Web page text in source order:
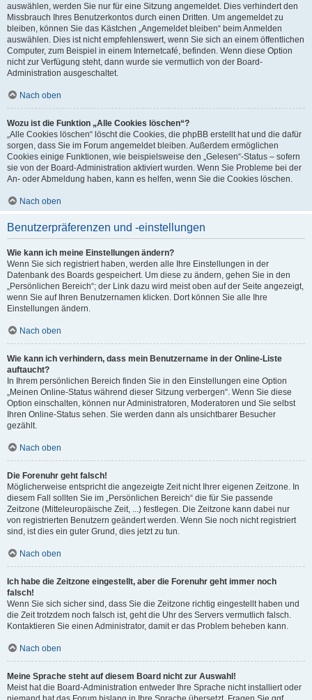
auswählen, werden Sie nur für eine Sitzung angemeldet. Dies verhindert den
Missbrauch Ihres Benutzerkontos durch einen Dritten. Um angemeldet zu
bleiben, können Sie das Kästchen „Angemeldet bleiben“ beim Anmelden
auswählen. Dies ist nicht empfehlenswert, wenn Sie sich an einem öffentlichen
Computer, zum Beispiel in einem Internetcafé, befinden. Wenn diese Option
nicht zur Verfügung steht, dann wurde sie vermutlich von der Board-
Administration ausgeschaltet.
Nach oben
Wozu ist die Funktion „Alle Cookies löschen“?
„Alle Cookies löschen“ löscht die Cookies, die phpBB erstellt hat und die dafür
sorgen, dass Sie im Forum angemeldet bleiben. Außerdem ermöglichen
Cookies einige Funktionen, wie beispielsweise den „Gelesen“-Status – sofern
sie von der Board-Administration aktiviert wurden. Wenn Sie Probleme bei der
An- oder Abmeldung haben, kann es helfen, wenn Sie die Cookies löschen.
Nach oben
Benutzerpräferenzen und -einstellungen
Wie kann ich meine Einstellungen ändern?
Wenn Sie sich registriert haben, werden alle Ihre Einstellungen in der
Datenbank des Boards gespeichert. Um diese zu ändern, gehen Sie in den
„Persönlichen Bereich“; der Link dazu wird meist oben auf der Seite angezeigt,
wenn Sie auf Ihren Benutzernamen klicken. Dort können Sie alle Ihre
Einstellungen ändern.
Nach oben
Wie kann ich verhindern, dass mein Benutzername in der Online-Liste
auftaucht?
In Ihrem persönlichen Bereich finden Sie in den Einstellungen eine Option
„Meinen Online-Status während dieser Sitzung verbergen“. Wenn Sie diese
Option einschalten, können nur Administratoren, Moderatoren und Sie selbst
Ihren Online-Status sehen. Sie werden dann als unsichtbarer Besucher
gezählt.
Nach oben
Die Forenuhr geht falsch!
Möglicherweise entspricht die angezeigte Zeit nicht Ihrer eigenen Zeitzone. In
diesem Fall sollten Sie im „Persönlichen Bereich“ die für Sie passende
Zeitzone (Mitteleuropäische Zeit, ...) festlegen. Die Zeitzone kann dabei nur
von registrierten Benutzern geändert werden. Wenn Sie noch nicht registriert
sind, ist dies ein guter Grund, dies jetzt zu tun.
Nach oben
Ich habe die Zeitzone eingestellt, aber die Forenuhr geht immer noch
falsch!
Wenn Sie sich sicher sind, dass Sie die Zeitzone richtig eingestellt haben und
die Zeit trotzdem noch falsch ist, geht die Uhr des Servers vermutlich falsch.
Kontaktieren Sie einen Administrator, damit er das Problem beheben kann.
Nach oben
Meine Sprache steht auf diesem Board nicht zur Auswahl!
Meist hat die Board-Administration entweder Ihre Sprache nicht installiert oder